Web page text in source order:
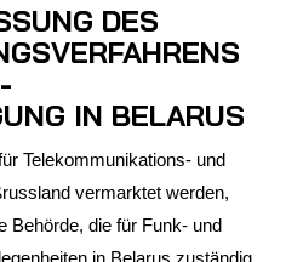
DES
IN BELARUS
Telekommunikations- und
vermarktet werden,
Behörde, die für Funk- und
in Belarus zuständig